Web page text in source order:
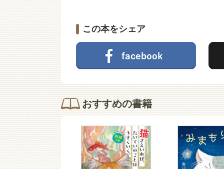
この本をシェア
おすすめの書籍